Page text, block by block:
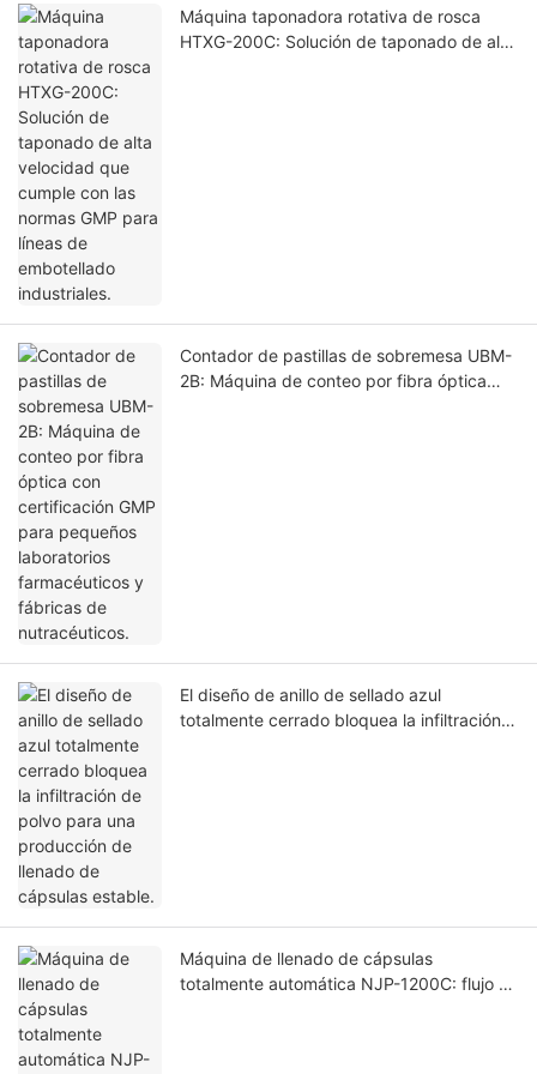
Máquina taponadora rotativa de rosca
HTXG-200C: Solución de taponado de alta
Contador de pastillas de sobremesa UBM-
2B: Máquina de conteo por fibra óptica
El diseño de anillo de sellado azul
totalmente cerrado bloquea la infiltración
Máquina de llenado de cápsulas
totalmente automática NJP-1200C: flujo de